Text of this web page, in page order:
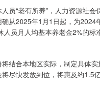
员“老有所养”，人力资源社
从2025年1月1日起，为2024
人员月人均基本养老金2%的标
结合本地区实际，制定具体
尽快发放到位，将惠及约1.5亿